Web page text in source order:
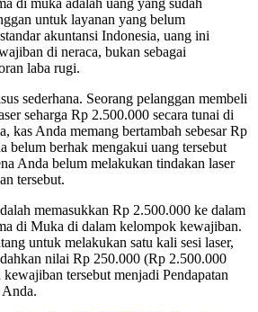
untuk layanan yang belum
akuntansi Indonesia, uang ini
di neraca, bukan sebagai
laba rugi.
sederhana. Seorang pelanggan membeli
seharga Rp 2.500.000 secara tunai di
kas Anda memang bertambah sebesar Rp
belum berhak mengakui uang tersebut
Anda belum melakukan tindakan laser
tersebut.
memasukkan Rp 2.500.000 ke dalam
di Muka di dalam kelompok kewajiban.
untuk melakukan satu kali sesi laser,
nilai Rp 250.000 (Rp 2.500.000
tersebut menjadi Pendapatan
Anda.